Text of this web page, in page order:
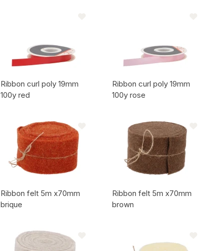
Ribbon curl poly 19mm
100y red
Ribbon curl poly 19mm
100y rose
Ribbon felt 5m x70mm
brique
Ribbon felt 5m x70mm
brown